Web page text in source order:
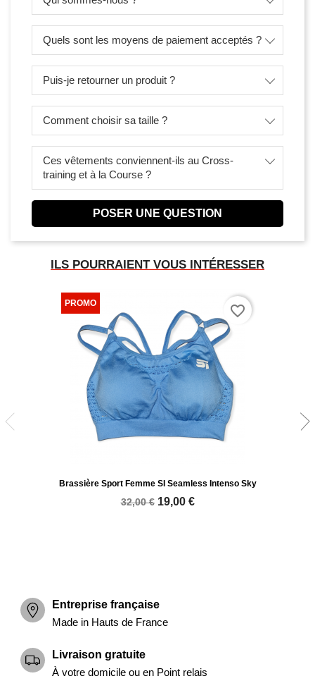
Quels sont les moyens de paiement acceptés ?
Puis-je retourner un produit ?
Comment choisir sa taille ?
Ces vêtements conviennent-ils au Cross-
training et à la Course ?
POSER UNE QUESTION
ILS POURRAIENT VOUS INTÉRESSER
Brassière Sport Femme SI Seamless Intenso Sky
32,00 € 19,00 €
favorite_border
Entreprise française
Made in Hauts de France
Livraison gratuite
À votre domicile ou en Point relais